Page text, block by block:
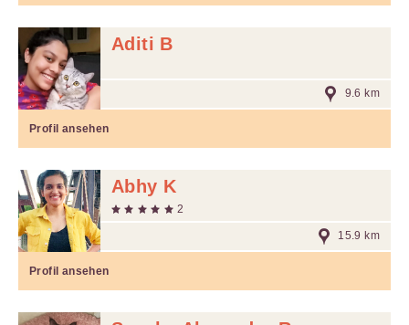
Aditi B
9.6 km
Profil ansehen
Abhy K
2
15.9 km
Profil ansehen